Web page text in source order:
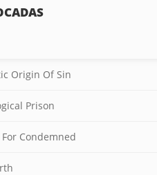
Origin Of Sin
Prison
For Condemned